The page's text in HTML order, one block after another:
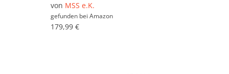
von MSS e.K.
gefunden bei Amazon
179,99 €